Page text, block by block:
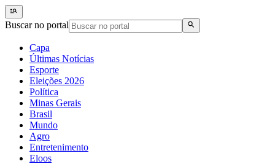
Buscar no portal
Capa
Últimas Notícias
Esporte
Eleições 2026
Política
Minas Gerais
Brasil
Mundo
Agro
Entretenimento
Eloos